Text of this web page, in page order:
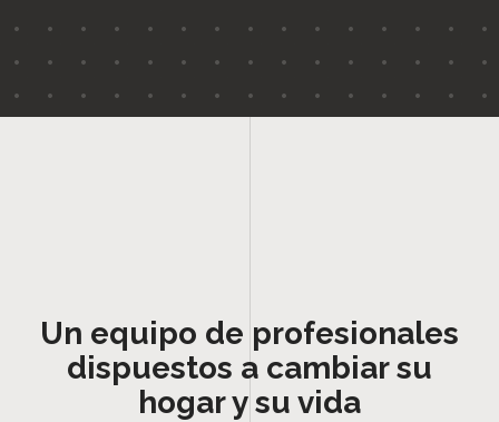
Un equipo de profesionales
dispuestos a cambiar su
hogar y su vida